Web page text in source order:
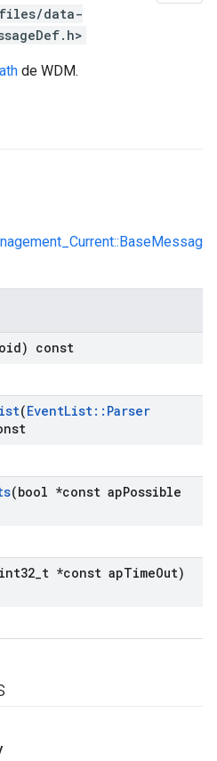
data-
de WDM.
const
(EventList:: Parser
(bool *const apPossible
t *const apTimeOut)